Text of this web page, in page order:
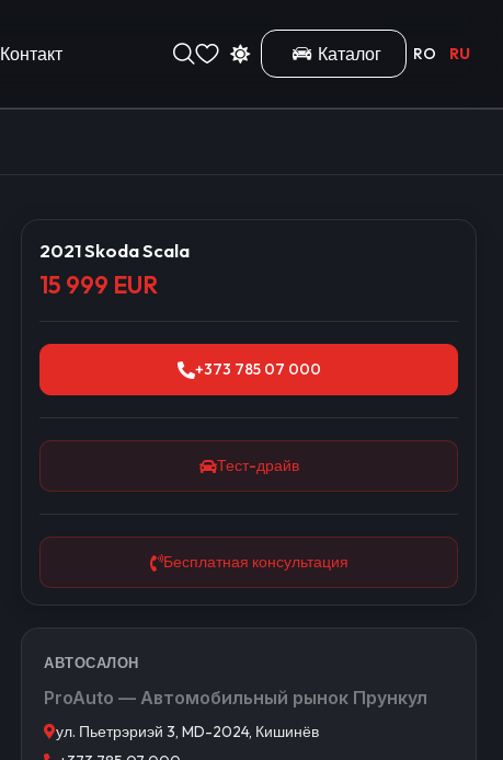
Контакт Каталог RO RU
2021 Skoda Scala
15 999 EUR
+373 785 07 000
Тест-драйв
Бесплатная консультация
АВТОСАЛОН
ProAuto — Автомобильный рынок Прункул
ул. Пьетрэриэй 3, MD-2024, Кишинёв